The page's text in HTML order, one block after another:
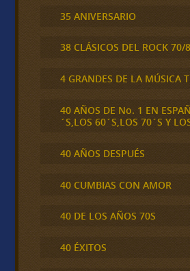
35 ANIVERSARIO
38 CLÁSICOS DEL ROCK 70/
4 GRANDES DE LA MÚSICA
40 AÑOS DE No. 1 EN
´S,LOS 60´S,LOS 70´S Y
40 AÑOS DESPUÉS
40 CUMBIAS CON AMOR
40 DE LOS AÑOS 70S
40 ÉXITOS